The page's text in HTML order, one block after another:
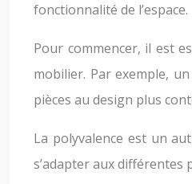
fonctionnalité de l’espace.
Pour commencer, il est
mobilier. Par exemple,
pièces au design plus
La polyvalence est un
s’adapter aux différentes